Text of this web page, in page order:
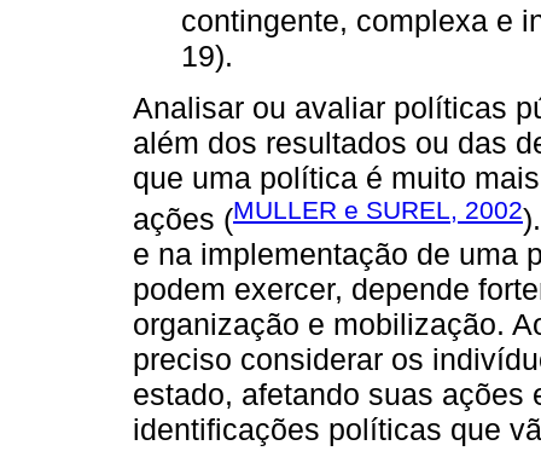
contingente, complexa e
19).
Analisar ou avaliar políticas
além dos resultados ou das
que uma política é muito
ações (MULLER e SUREL, 2002
e na implementação de uma
podem exercer, depende
organização e mobilização.
preciso considerar os
estado, afetando suas ações
identificações políticas que